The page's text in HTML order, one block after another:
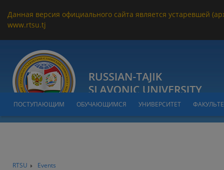
Данная версия официального сайта является устаревшей
www.rtsu.tj
ПОСТУПАЮЩИМ ОБУЧАЮЩИМСЯ УНИВЕРСИТЕТ
RTSU Events